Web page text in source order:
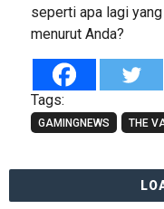
seperti apa lagi
menurut Anda?
Tags:
GAMINGNEWS THE